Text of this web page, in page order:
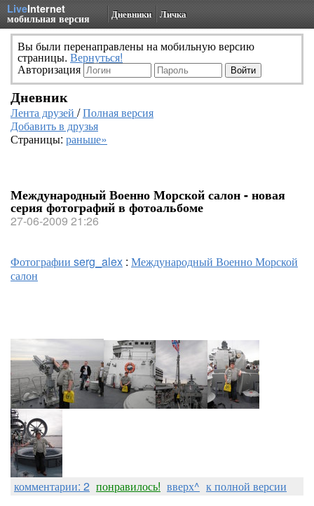
LiveInternet
мобильная версия Дневники Личка
Вы были перенаправлены на мобильную версию
страницы. Вернуться!
Авторизация
Дневник
Лента друзей /Полная версия
Добавить в друзья
Страницы: раньше»
Международный Военно Морской салон - новая
серия фотографий в фотоальбоме
27-06-2009 21:26
Фотографии serg_alex : Международный Военно Морской
салон
комментарии: 2 понравилось! вверх^ к полной версии